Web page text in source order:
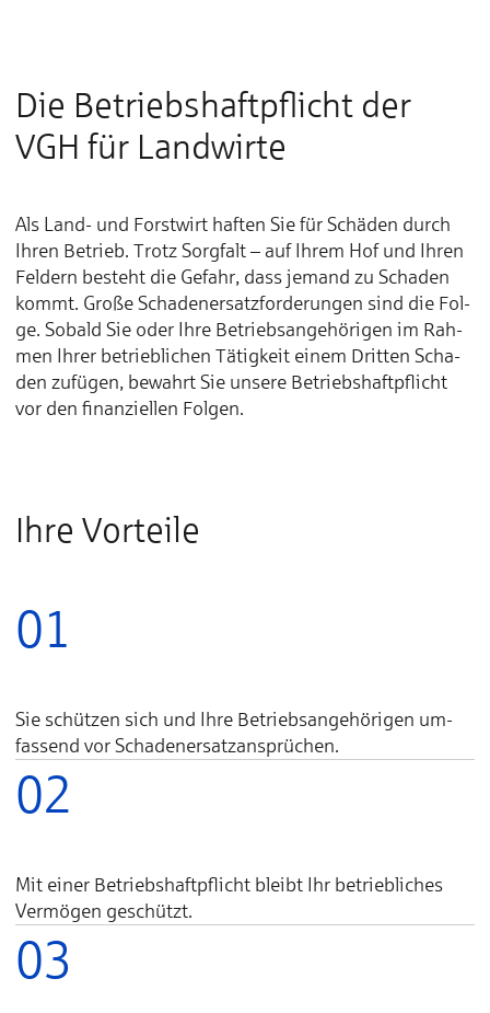
Die Betriebs­haft­pflicht der
VGH für Land­wirte
Als Land- und Forst­wirt haf­ten Sie für Schä­den durch
Ih­ren Be­trieb. Trotz Sorg­falt – auf Ih­rem Hof und Ih­ren
Fel­dern be­steht die Ge­fahr, dass je­mand zu Scha­den
kommt. Große Scha­den­­­er­satz­­­for­de­run­gen sind die Fol­
ge. So­bald Sie oder Ih­re Be­triebs­­an­ge­hö­ri­gen im Rah­
men Ih­rer be­­trieb­­li­chen Tä­tig­keit ei­nem Drit­ten Scha­
den zu­fü­gen, be­wahrt Sie un­se­re Be­triebs­­haft­pflicht
vor den fi­nan­ziel­len Fol­gen.
Ihre Vorteile
01
Sie schüt­zen sich und Ih­re Be­triebs­­an­ge­hö­ri­gen um­­
fas­send vor Scha­den­­er­satz­­an­­sprü­chen.
02
Mit einer Be­triebs­­haft­pflicht bleibt Ihr be­trieb­li­ches
Ver­mö­gen ge­schützt.
03